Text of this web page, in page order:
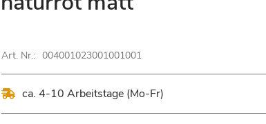
Art. Nr.: 004001023001001001
ca. 4-10 Arbeitstage (Mo-Fr)